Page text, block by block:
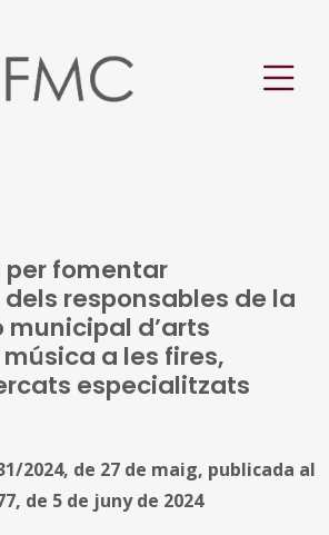
per fomentar
responsables de la
d’arts
a les fires,
especialitzats
2024, de 27 de maig, publicada al
de 5 de juny de 2024